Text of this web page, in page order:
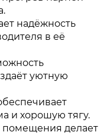
надёжность
в её
уютную
и хорошую тягу.
помещения делает